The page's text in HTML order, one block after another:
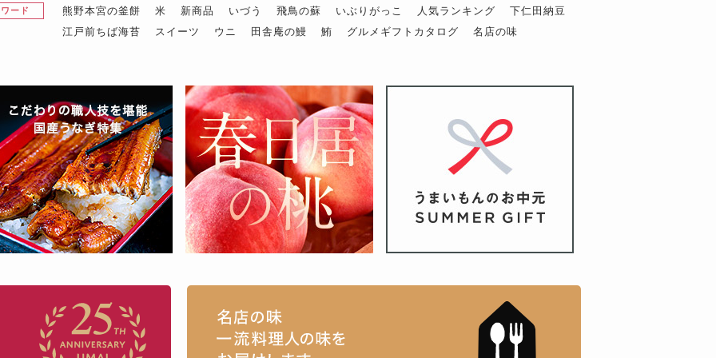
ード 熊野本宮の釜餅 米 新商品 いづう 飛鳥の蘇 いぶりがっこ 人気ランキング
下仁田納豆
江戸前ちば海苔
スイーツ ウニ 田舎庵の鰻 鮪 グルメギフトカタログ 名店の味